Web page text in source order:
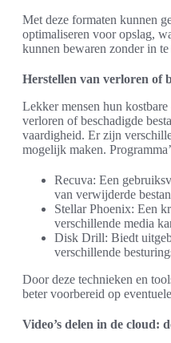
Met deze formaten kunnen
optimaliseren voor opslag,
kunnen bewaren zonder in
Herstellen van verloren of
Lekker mensen hun
verloren of beschadigde
vaardigheid. Er zijn
mogelijk maken.
Recuva: Een
van verwijderde
Stellar Phoenix: Een
verschillende media
Disk Drill: Biedt
verschillende
Door deze technieken en
beter voorbereid op
Video’s delen in de cloud: